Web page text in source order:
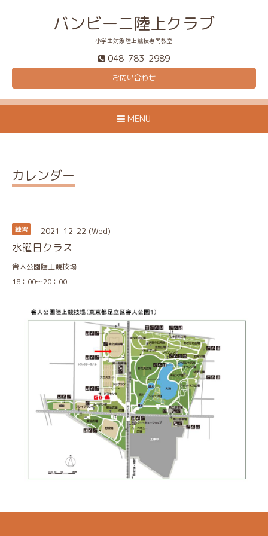
バンビーニ陸上クラブ
小学生対象陸上競技専門教室
048-783-2989
お問い合わせ
MENU
カレンダー
練習 2021-12-22 (Wed)
水曜日クラス
舎人公園陸上競技場
18：00～20：00